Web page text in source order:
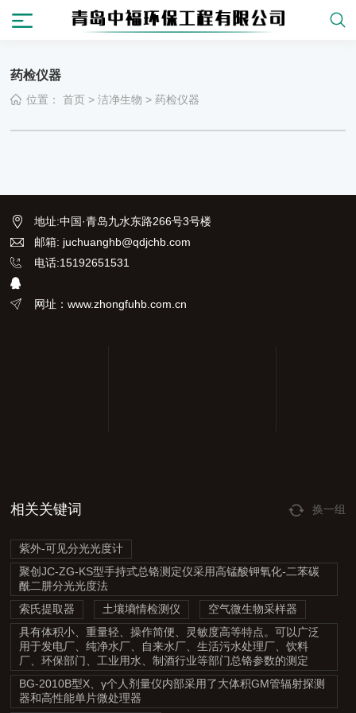
药检仪器
位置：首页 >洁净生物 >药检仪器
地址:中国·青岛九水东路266号3号楼
邮箱: juchuanghb@qdjchb.com
电话:15192651531
网址：www.zhongfuhb.com.cn
相关关键词 换一组
紫外-可见分光光度计
聚创JC-ZG-KS型手持式总铬测定仪采用高锰酸钾氧化-二苯碳
酰二肼分光光度法
索氏提取器
土壤墒情检测仪
空气微生物采样器
具有体积小、重量轻、操作简便、灵敏度高等特点。可以广泛
用于发电厂、纯净水厂、自来水厂、生活污水处理厂、饮料
厂、环保部门、工业用水、制酒行业等部门总铬参数的测定
BG-2010B型X、γ个人剂量仪内部采用了大体积GM管辐射探测
器和高性能单片微处理器